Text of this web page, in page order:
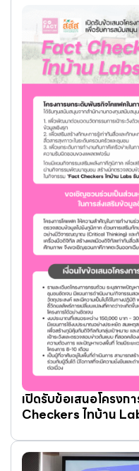
เปิดรับข้อเสนอโครงก
Checkers ไทบ้าน